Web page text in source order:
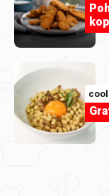
josipa-mikleus
Torta sa